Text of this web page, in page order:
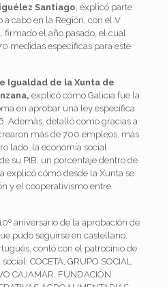
Santiago , explicó parte
cabo en la Región, con el V
firmado el año pasado, el cual
medidas especificas para este
Igualdad de la Xunta de
explicó cómo Galicia fue la
en aprobar una ley específica
Además, detalló como gracias a
más de 700 empleos, más
lado, la economía social
su PIB, un porcentaje dentro de
explicó cómo desde la Xunta se
y el cooperativismo entre
aniversario de la aprobación de
pudo seguirse en castellano,
contó con el patrocinio de
COCETA, GRUPO SOCIAL
CAJAMAR, FUNDACIÓN